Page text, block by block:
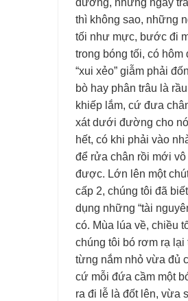
đường, những ngày
thì không sao, những
tối như mực, bước đi
trong bóng tối, có hôm
“xui xẻo” giẫm phải
bò hay phân trâu là
khiếp lắm, cứ đưa
xát dưới đường cho
hết, có khi phải vào
để rửa chân rồi mới
được. Lớn lên một
cấp 2, chúng tôi đã
dụng những “tài
có. Mùa lúa về, chiều
chúng tôi bó rơm rạ lại
từng nắm nhỏ vừa đủ
cứ mỗi đứa cầm một
ra đi lễ là đốt lên, vừa